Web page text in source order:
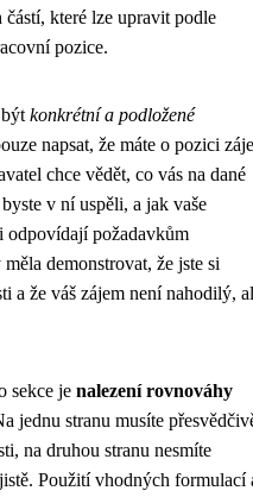
které lze upravit podle
pozice.
konkrétní a podložené
napsat, že máte o pozici
chce vědět, co vás na dané
v ní uspěli, a jak vaše
odpovídají požadavkům
demonstrovat, že jste si
a že váš zájem není nahodilý,
sekce je nalezení rovnováhy
jednu stranu musíte
na druhou stranu nesmíte
Použití vhodných formulací